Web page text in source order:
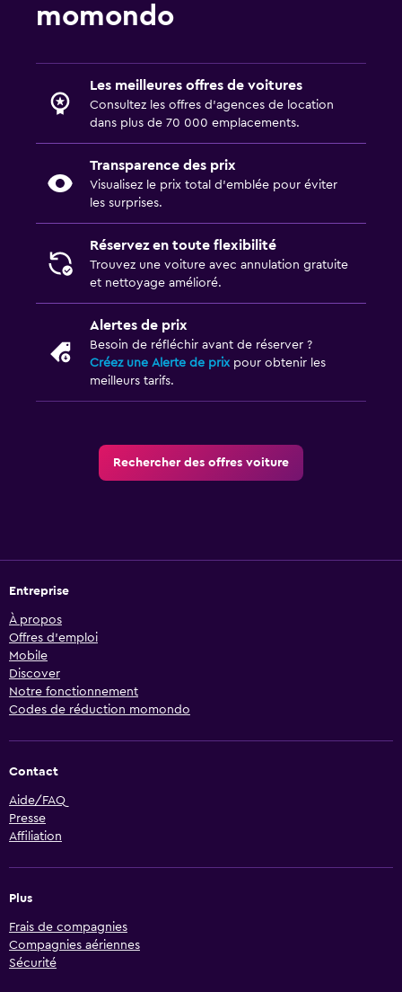
momondo
Les meilleures offres de voitures
Consultez les offres d’agences de location
dans plus de 70 000 emplacements.
Transparence des prix
Visualisez le prix total d’emblée pour éviter
les surprises.
Réservez en toute flexibilité
Trouvez une voiture avec annulation gratuite
et nettoyage amélioré.
Alertes de prix
Besoin de réfléchir avant de réserver ?
Créez une Alerte de prixpour obtenir les
meilleurs tarifs.
Rechercher des offres voiture
Entreprise
À propos
Offres d’emploi
Mobile
Discover
Notre fonctionnement
Codes de réduction momondo
Contact
Aide/FAQ
Presse
Affiliation
Plus
Frais de compagnies
Compagnies aériennes
Sécurité